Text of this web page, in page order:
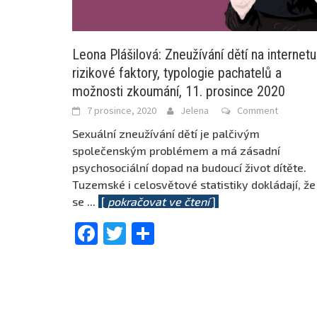
Leona Plášilová: Zneužívání dětí na
rizikové faktory, typologie pachatelů a
možnosti zkoumání, 11. prosince 2020
7 prosince, 2020 Jelena Comment
Sexuální zneužívání dětí je palčivým
společenským problémem a má zásadní
psychosociální dopad na budoucí život dítěte.
Tuzemské i celosvětové statistiky dokládají, že
se ... [ pokračovat ve čtení]
Facebook
Twitter